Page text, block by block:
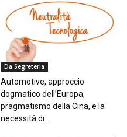
Da Segreteria
Automotive, approccio
dogmatico dell’Europa,
pragmatismo della Cina, e la
necessità di...